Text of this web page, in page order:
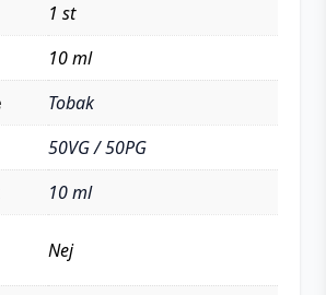
1 st
10 ml
Tobak
50VG / 50PG
10 ml
Nej